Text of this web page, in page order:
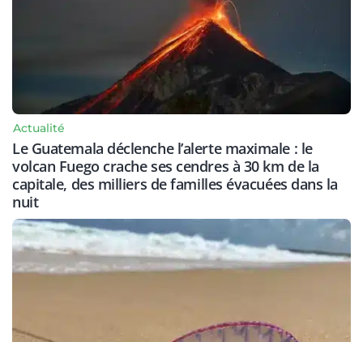
Actualité
Le Guatemala déclenche l’alerte maximale : le
volcan Fuego crache ses cendres à 30 km de la
capitale, des milliers de familles évacuées dans la
nuit